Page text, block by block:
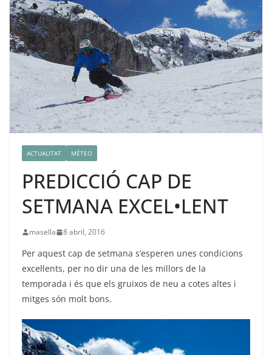
ACTUALITAT MÉTEO
PREDICCIÓ CAP DE
SETMANA EXCEL•LENT
masella 8 abril, 2016
Per aquest cap de setmana s’esperen unes condicions
excel·lents, per no dir una de les millors de la
temporada i és que els gruixos de neu a cotes altes i
mitges són molt bons.